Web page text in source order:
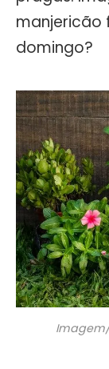
manjericão
domingo?